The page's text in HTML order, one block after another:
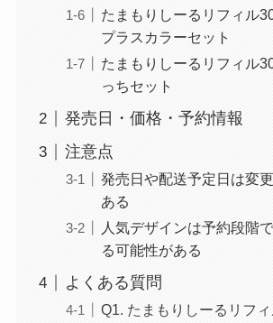
たまもりしーるリフィル
プラスカラーセット
たまもりしーるリフィル
っちセット
発売日・価格・予約情報
注意点
発売日や配送予定日は変
ある
人気デザインは予約段階
る可能性がある
よくある質問
Q1. たまもりしーるリフ